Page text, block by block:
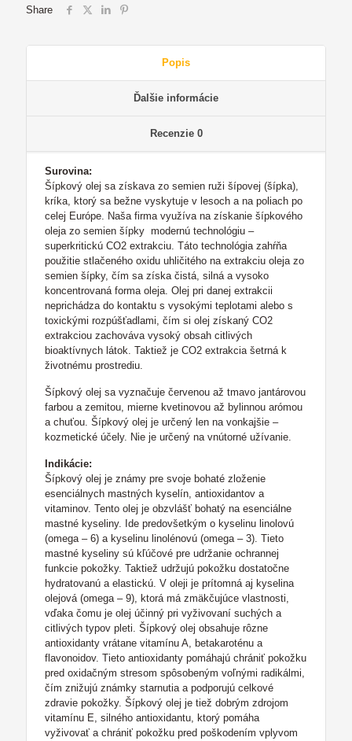
Share
Popis
Ďalšie informácie
Recenzie 0
Surovina:
Šípkový olej sa získava zo semien ruži šípovej (šípka),
kríka, ktorý sa bežne vyskytuje v lesoch a na poliach po
celej Európe. Naša firma využíva na získanie šípkového
oleja zo semien šípky modernú technológiu –
superkritickú CO2 extrakciu. Táto technológia zahŕňa
použitie stlačeného oxidu uhličitého na extrakciu oleja zo
semien šípky, čím sa získa čistá, silná a vysoko
koncentrovaná forma oleja. Olej pri danej extrakcii
neprichádza do kontaktu s vysokými teplotami alebo s
toxickými rozpúšťadlami, čím si olej získaný CO2
extrakciou zachováva vysoký obsah citlivých
bioaktívnych látok. Taktiež je CO2 extrakcia šetrná k
životnému prostrediu.
Šípkový olej sa vyznačuje červenou až tmavo jantárovou
farbou a zemitou, mierne kvetinovou až bylinnou arómou
a chuťou. Šípkový olej je určený len na vonkajšie –
kozmetické účely. Nie je určený na vnútorné užívanie.
Indikácie:
Šípkový olej je známy pre svoje bohaté zloženie
esenciálnych mastných kyselín, antioxidantov a
vitaminov. Tento olej je obzvlášť bohatý na esenciálne
mastné kyseliny. Ide predovšetkým o kyselinu linolovú
(omega – 6) a kyselinu linolénovú (omega – 3). Tieto
mastné kyseliny sú kľúčové pre udržanie ochrannej
funkcie pokožky. Taktiež udržujú pokožku dostatočne
hydratovanú a elastickú. V oleji je prítomná aj kyselina
olejová (omega – 9), ktorá má zmäkčujúce vlastnosti,
vďaka čomu je olej účinný pri vyživovaní suchých a
citlivých typov pleti. Šípkový olej obsahuje rôzne
antioxidanty vrátane vitamínu A, betakaroténu a
flavonoidov. Tieto antioxidanty pomáhajú chrániť pokožku
pred oxidačným stresom spôsobeným voľnými radikálmi,
čím znižujú známky starnutia a podporujú celkové
zdravie pokožky. Šípkový olej je tiež dobrým zdrojom
vitamínu E, silného antioxidantu, ktorý pomáha
vyživovať a chrániť pokožku pred poškodením vplyvom